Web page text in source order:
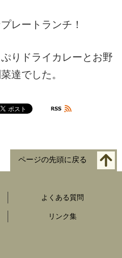
レートランチ！
りドライカレーとお野
達でした。
ページの先頭に戻る
よくある質問
リンク集